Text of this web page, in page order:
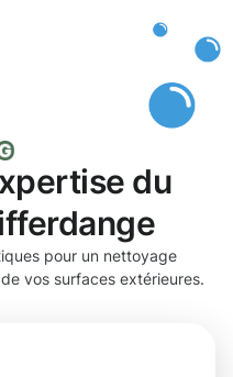
du
pour un nettoyage
vos surfaces extérieures.